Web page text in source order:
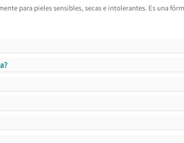
para pieles sensibles, secas e intolerantes. Es una